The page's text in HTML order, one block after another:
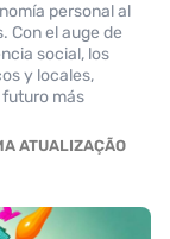
personal al
Con el auge de
social, los
y locales,
más
ATUALIZAÇÃO